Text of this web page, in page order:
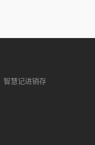
智慧记进销存